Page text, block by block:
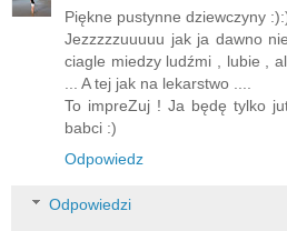
Piękne pustynne dziewczyny
Jezzzzzuuuuu jak ja dawno
ciagle miedzy ludźmi , lubie ,
... A tej jak na lekarstwo ....
To impreZuj ! Ja będę tylko
babci :)
Odpowiedz
Odpowiedzi